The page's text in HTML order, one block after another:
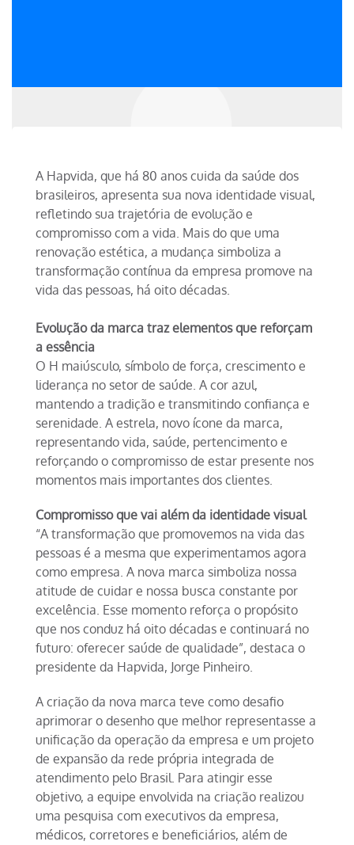
A Hapvida, que há 80 anos cuida da saúde dos
brasileiros, apresenta sua nova identidade visual,
refletindo sua trajetória de evolução e
compromisso com a vida. Mais do que uma
renovação estética, a mudança simboliza a
transformação contínua da empresa promove na
vida das pessoas, há oito décadas.
Evolução da marca traz elementos que reforçam
a essência
O H maiúsculo, símbolo de força, crescimento e
liderança no setor de saúde. A cor azul,
mantendo a tradição e transmitindo confiança e
serenidade. A estrela, novo ícone da marca,
representando vida, saúde, pertencimento e
reforçando o compromisso de estar presente nos
momentos mais importantes dos clientes.
Compromisso que vai além da identidade visual
“A transformação que promovemos na vida das
pessoas é a mesma que experimentamos agora
como empresa. A nova marca simboliza nossa
atitude de cuidar e nossa busca constante por
excelência. Esse momento reforça o propósito
que nos conduz há oito décadas e continuará no
futuro: oferecer saúde de qualidade”, destaca o
presidente da Hapvida, Jorge Pinheiro.
A criação da nova marca teve como desafio
aprimorar o desenho que melhor representasse a
unificação da operação da empresa e um projeto
de expansão da rede própria integrada de
atendimento pelo Brasil. Para atingir esse
objetivo, a equipe envolvida na criação realizou
uma pesquisa com executivos da empresa,
médicos, corretores e beneficiários, além de